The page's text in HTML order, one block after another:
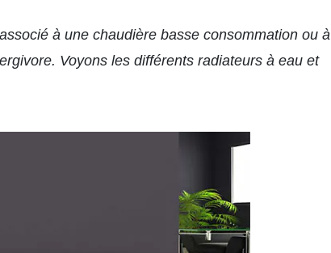
à une chaudière basse consommation ou à
Voyons les différents radiateurs à eau et